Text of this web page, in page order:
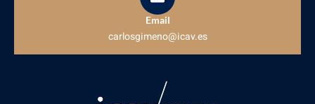
Email
carlosgimeno@icav.es